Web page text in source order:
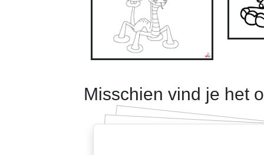
Misschien vind je het